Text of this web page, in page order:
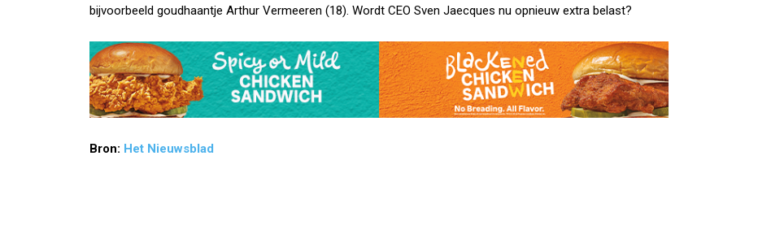
bijvoorbeeld goudhaantje Arthur Vermeeren (18). Wordt CEO Sven Jaecques nu opnieuw extra belast?
Bron: Het Nieuwsblad